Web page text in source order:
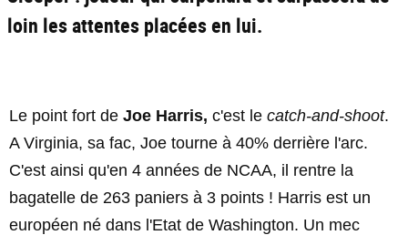
loin les attentes placées en lui.
Le point fort de Joe Harris, c'est le catch-and-shoot.
A Virginia, sa fac, Joe tourne à 40% derrière l'arc.
C'est ainsi qu'en 4 années de NCAA, il rentre la
bagatelle de 263 paniers à 3 points ! Harris est un
européen né dans l'Etat de Washington. Un mec